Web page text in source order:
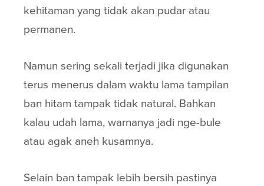
kehitaman yang tidak akan pudar atau
permanen.
Namun sering sekali terjadi jika digunakan
terus menerus dalam waktu lama tampilan
ban hitam tampak tidak natural. Bahkan
kalau udah lama, warnanya jadi nge-bule
atau agak aneh kusamnya.
Selain ban tampak lebih bersih pastinya